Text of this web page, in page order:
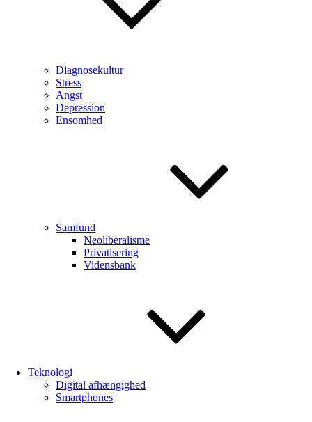
Diagnosekultur
Stress
Angst
Depression
Ensomhed
Samfund
Neoliberalisme
Privatisering
Vidensbank
Teknologi
Digital afhængighed
Smartphones